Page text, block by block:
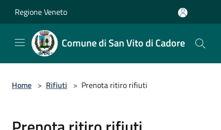
Regione Veneto
Comune di San Vito di Cadore
Home > Rifiuti > Prenota ritiro rifiuti